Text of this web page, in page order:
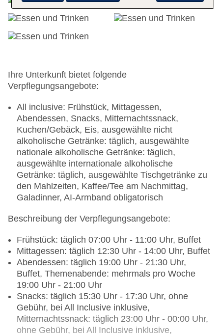
Diskothek/Nachtclub: ab 18 Jahre, Amphitheater
(Anlage): ohne Gebühr, im öffentlichen Bereich:
ohne Gebühr
Wäscheservice: gegen Gebühr, Barzahlung
Zahlungsarten: TUI Card / VISA, MasterCard
Haustiere nicht erlaubt
Parkmöglichkeiten: Stellplätze, nicht überdacht:
ohne Gebühr, Anfrage & Reservierung nicht
notwendig
Businesscenter: täglich, gegen Gebühr,
Barzahlung, Sprachen: deutsch, englisch,
türkisch
Tagungseinrichtungen: Konferenzräume: 1,
ohne Gebühr, Coffee Breaks: ohne Gebühr
Gebäudeanzahl: 1, Etagen: 9, Zimmer: 356
Landeskategorie: 5 Sterne
Ihre Unterkunft bietet folgende
Verpflegungsangebote:
All inclusive: Frühstück, Mittagessen,
Abendessen, Snacks, Mitternachtssnack,
Kuchen/Gebäck, Eis, ausgewählte nicht
alkoholische Getränke: täglich, ausgewählte
nationale alkoholische Getränke: täglich,
ausgewählte internationale alkoholische
Getränke: täglich, ausgewählte Tischgetränke zu
den Mahlzeiten, Kaffee/Tee am Nachmittag,
Galadinner, AI-Armband obligatorisch
Beschreibung der Verpflegungsangebote:
Frühstück: täglich 07:00 Uhr - 11:00 Uhr, Buffet
Mittagessen: täglich 12:30 Uhr - 14:00 Uhr, Buffet
Abendessen: täglich 19:00 Uhr - 21:30 Uhr,
Buffet, Themenabende: mehrmals pro Woche
19:00 Uhr - 21:00 Uhr
Snacks: täglich 15:30 Uhr - 17:30 Uhr, ohne
Gebühr, bei All Inclusive inklusive,
Mitternachtssnack: täglich 23:00 Uhr - 00:00 Uhr,
ohne Gebühr, bei All Inclusive inklusive,